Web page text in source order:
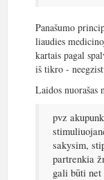
Panašumo
liaudies
kartais pagal
iš tikro -
Laidos
pvz
sakysim,
partrenkia
gali būti